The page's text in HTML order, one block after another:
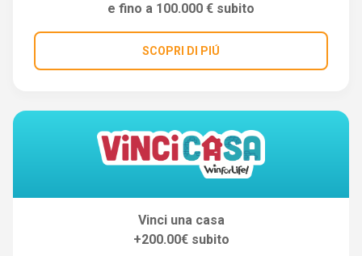
e fino a 100.000 € subito
SCOPRI DI PIÚ
Vinci una casa
+200.00€ subito